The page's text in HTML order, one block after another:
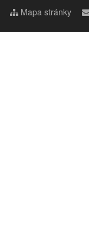
Mapa stránky